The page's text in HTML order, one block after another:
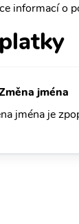
informací o
jména
jména je